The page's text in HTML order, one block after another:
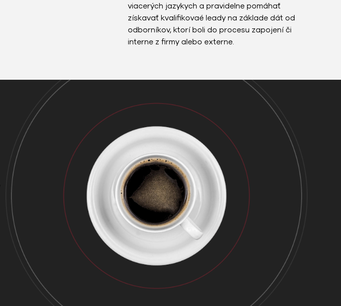
viacerých jazykych a pravidelne pomáhať
získavať kvalifikovaé leady na základe dát od
odborníkov, ktorí boli do procesu zapojení či
interne z firmy alebo externe.